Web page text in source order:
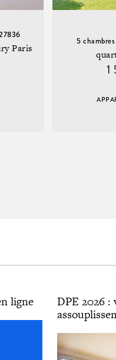
Paris
5
ligne
DPE 2026 :